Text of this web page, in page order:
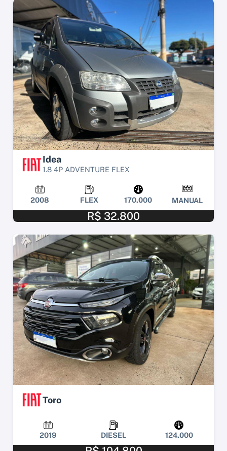
Idea
1.8 4P ADVENTURE FLEX
2008 FLEX 170.000 MANUAL
R$ 32.800
Toro
2019 DIESEL 124.000